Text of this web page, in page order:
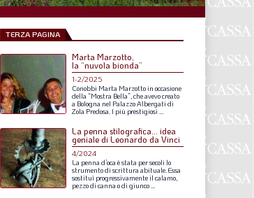
TERZA PAGINA
Marta Marzotto,
la “nuvola bionda”
1-2/2025
Conobbi Marta Marzottoin occasione
della “Mostra Bella”, cheavevocreato
a Bologna nel PalazzoAlbergati di
Zola Predosa. I più prestigiosi
La penna stilografica... idea
geniale di Leonardo da Vinci
4/2024
La penna d’oca èstata persecoli lo
strumentodi scrittura abituale. Essa
sostituì progressivamenteil calamo,
pezzodi canna odi giunco